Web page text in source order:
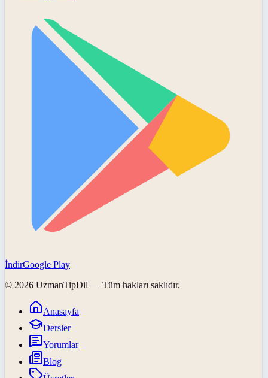
İndirGoogle Play
© 2026 UzmanTipDil — Tüm hakları saklıdır.
Anasayfa
Dersler
Yorumlar
Blog